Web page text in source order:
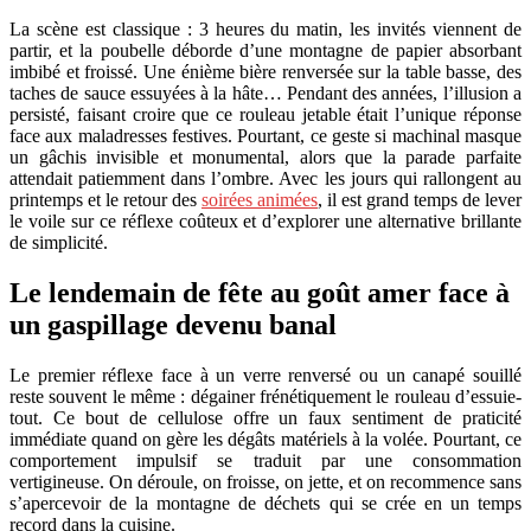
La scène est classique : 3 heures du matin, les invités viennent de
partir, et la poubelle déborde d’une montagne de papier absorbant
imbibé et froissé. Une énième bière renversée sur la table basse, des
taches de sauce essuyées à la hâte… Pendant des années, l’illusion a
persisté, faisant croire que ce rouleau jetable était l’unique réponse
face aux maladresses festives. Pourtant, ce geste si machinal masque
un gâchis invisible et monumental, alors que la parade parfaite
attendait patiemment dans l’ombre. Avec les jours qui rallongent au
printemps et le retour des soirées animées, il est grand temps de lever
le voile sur ce réflexe coûteux et d’explorer une alternative brillante
de simplicité.
Le lendemain de fête au goût amer face à
un gaspillage devenu banal
Le premier réflexe face à un verre renversé ou un canapé souillé
reste souvent le même : dégainer frénétiquement le rouleau d’essuie-
tout. Ce bout de cellulose offre un faux sentiment de praticité
immédiate quand on gère les dégâts matériels à la volée. Pourtant, ce
comportement impulsif se traduit par une consommation
vertigineuse. On déroule, on froisse, on jette, et on recommence sans
s’apercevoir de la montagne de déchets qui se crée en un temps
record dans la cuisine.